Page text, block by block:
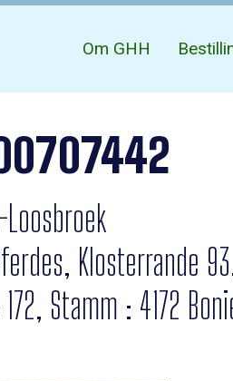
Om GHH
Klosterrande
Stamm : 4172